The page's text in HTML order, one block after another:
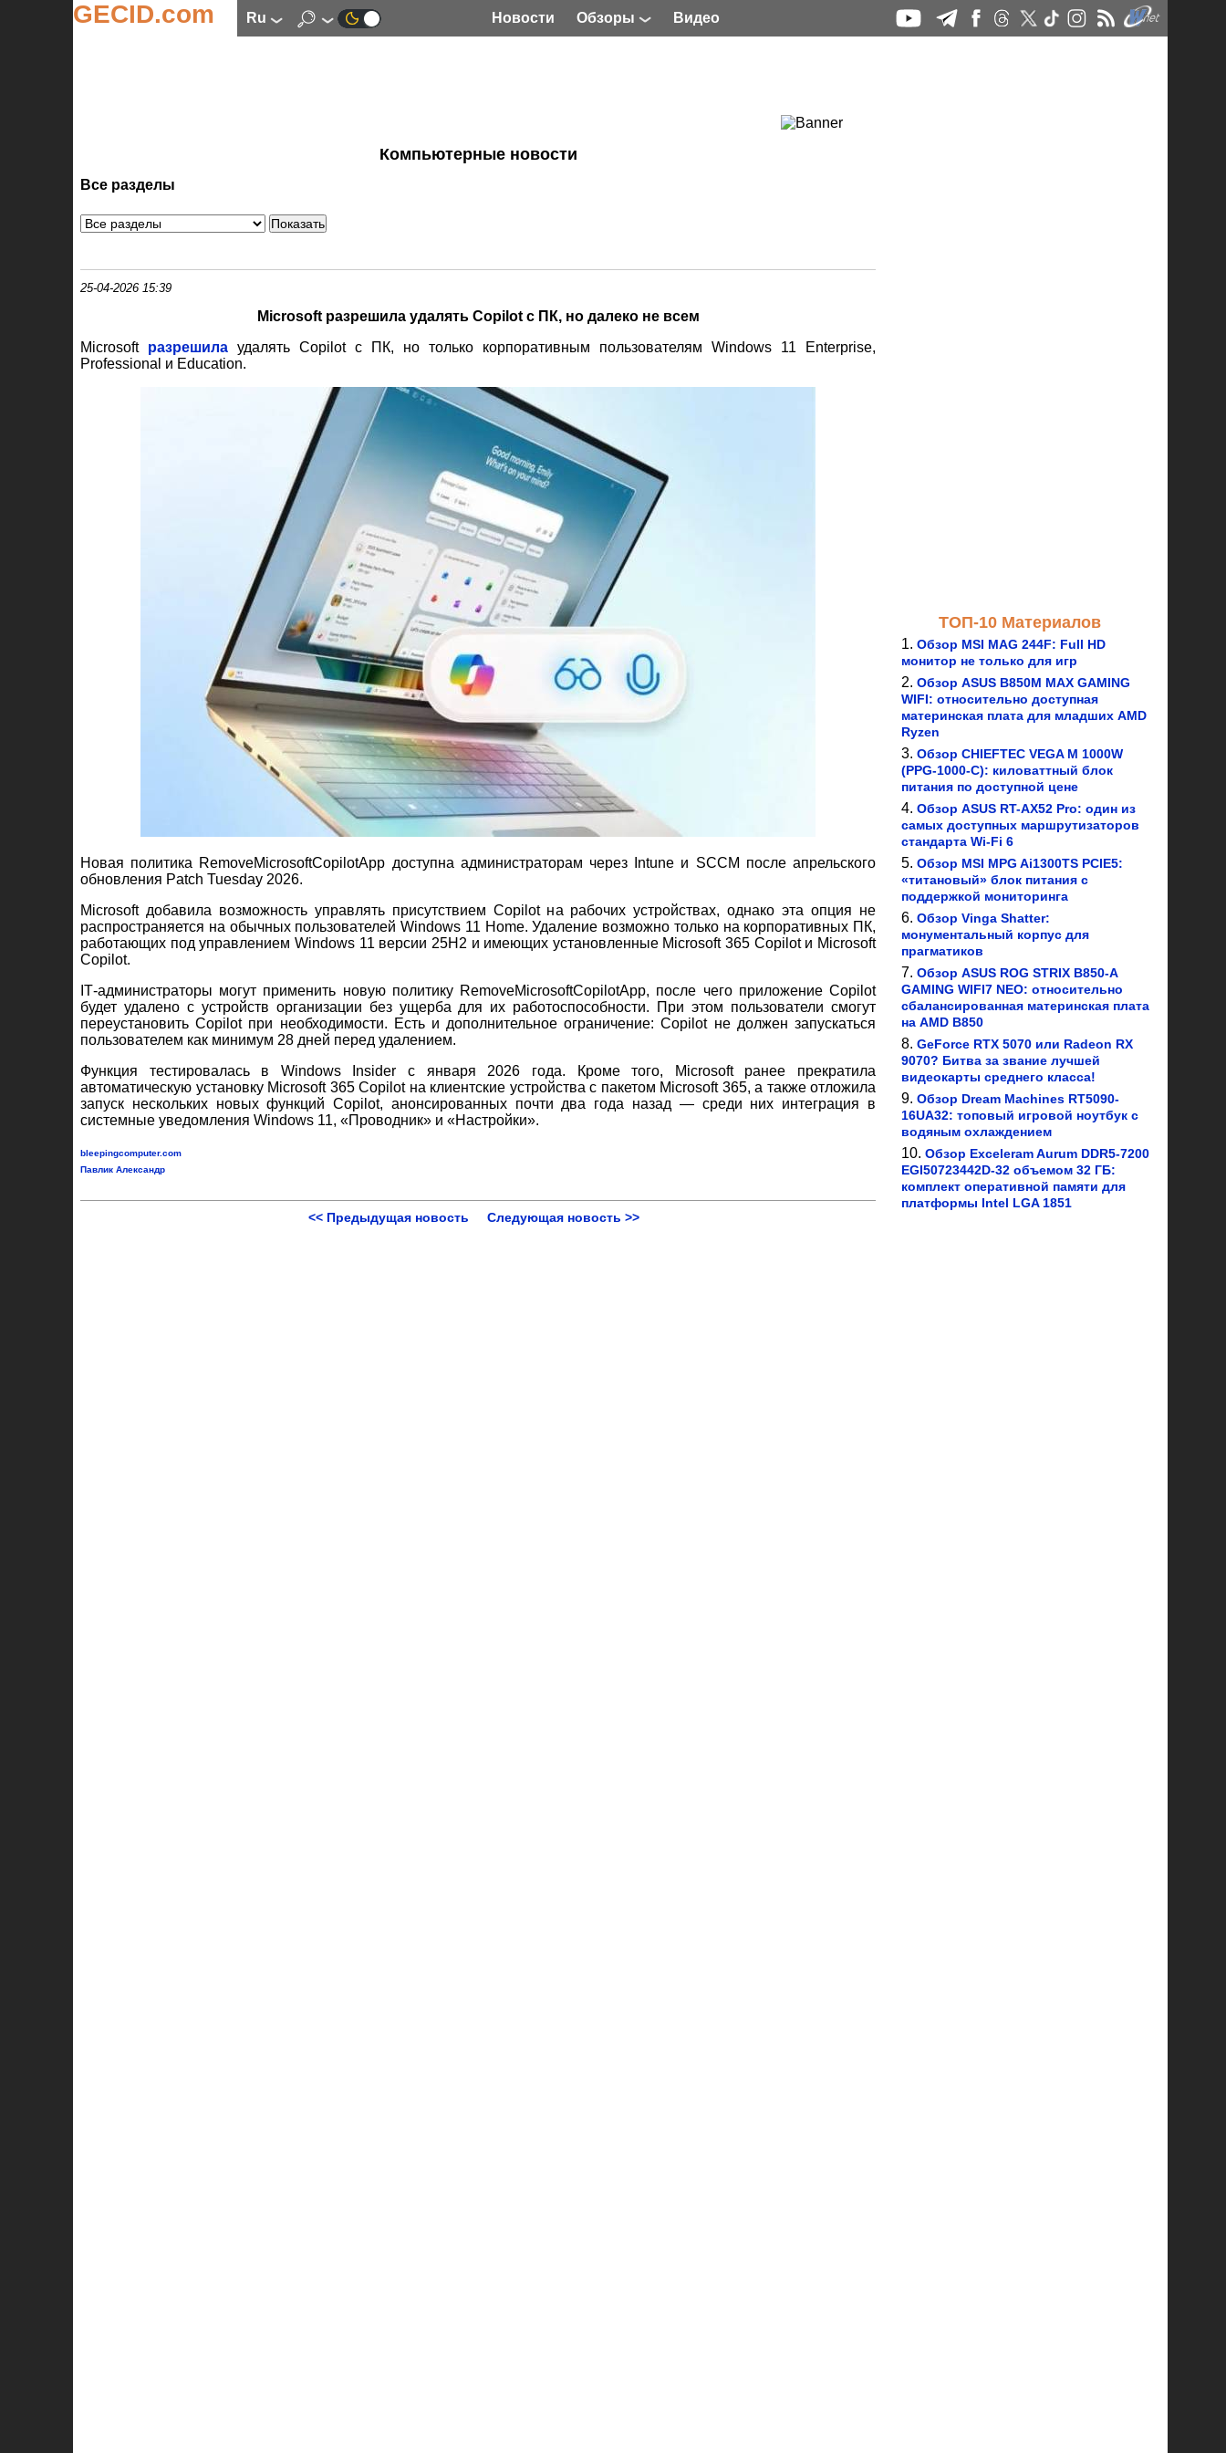
GECID.com ru Новости Обзоры Видео
Компьютерные новости
Все разделы
25-04-2026 15:39
Microsoft разрешила удалять Copilot с ПК, но далеко не всем
Microsoft разрешила удалять Copilot с ПК, но только корпоративным пользователям Windows 11 Enterprise,
Professional и Education.
Новая политика RemoveMicrosoftCopilotApp доступна администраторам через Intune и SCCM после апрельского
обновления Patch Tuesday 2026.
Microsoft добавила возможность управлять присутствием Copilot на рабочих устройствах, однако эта опция не
распространяется на обычных пользователей Windows 11 Home. Удаление возможно только на корпоративных ПК,
работающих под управлением Windows 11 версии 25H2 и имеющих установленные Microsoft 365 Copilot и Microsoft
Copilot.
IT‑администраторы могут применить новую политику RemoveMicrosoftCopilotApp, после чего приложение Copilot
будет удалено с устройств организации без ущерба для их работоспособности. При этом пользователи смогут
переустановить Copilot при необходимости. Есть и дополнительное ограничение: Copilot не должен запускаться
пользователем как минимум 28 дней перед удалением.
Функция тестировалась в Windows Insider с января 2026 года. Кроме того, Microsoft ранее прекратила
автоматическую установку Microsoft 365 Copilot на клиентские устройства с пакетом Microsoft 365, а также отложила
запуск нескольких новых функций Copilot, анонсированных почти два года назад — среди них интеграция в
системные уведомления Windows 11, «Проводник» и «Настройки».
bleepingcomputer.com
Павлик Александр
<< Предыдущая новость Следующая новость >>
ТОП-10 Материалов
Обзор MSI MAG 244F: Full HD
монитор не только для игр
Обзор ASUS B850M MAX GAMING
WIFI: относительно доступная
материнская плата для младших AMD
Ryzen
Обзор CHIEFTEC VEGA M 1000W
(PPG-1000-C): киловаттный блок
питания по доступной цене
Обзор ASUS RT-AX52 Pro: один из
самых доступных маршрутизаторов
стандарта Wi-Fi 6
Обзор MSI MPG Ai1300TS PCIE5:
«титановый» блок питания с
поддержкой мониторинга
Обзор Vinga Shatter:
монументальный корпус для
прагматиков
Обзор ASUS ROG STRIX B850-A
GAMING WIFI7 NEO: относительно
сбалансированная материнская плата
на AMD B850
GeForce RTX 5070 или Radeon RX
9070? Битва за звание лучшей
видеокарты среднего класса!
Обзор Dream Machines RT5090-
16UA32: топовый игровой ноутбук с
водяным охлаждением
Обзор Exceleram Aurum DDR5-7200
EGI50723442D-32 объемом 32 ГБ:
комплект оперативной памяти для
платформы Intel LGA 1851